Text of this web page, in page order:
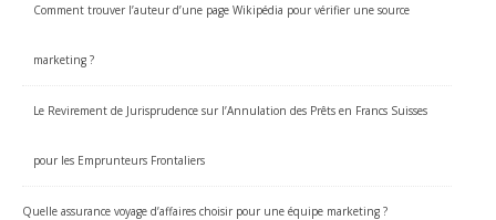
Comment trouver l’auteur d’une page Wikipédia pour vérifier une source
marketing ?
Le Revirement de Jurisprudence sur l’Annulation des Prêts en Francs Suisses
pour les Emprunteurs Frontaliers
Quelle assurance voyage d’affaires choisir pour une équipe marketing ?